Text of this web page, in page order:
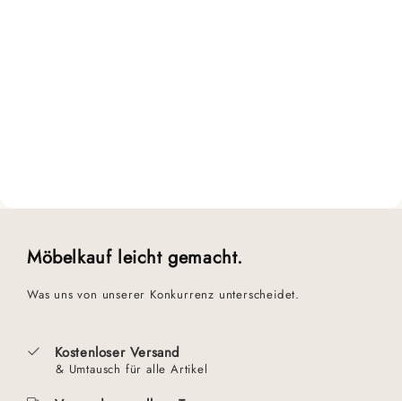
Möbelkauf leicht gemacht.
Was uns von unserer Konkurrenz unterscheidet.
Kostenloser Versand
& Umtausch für alle Artikel